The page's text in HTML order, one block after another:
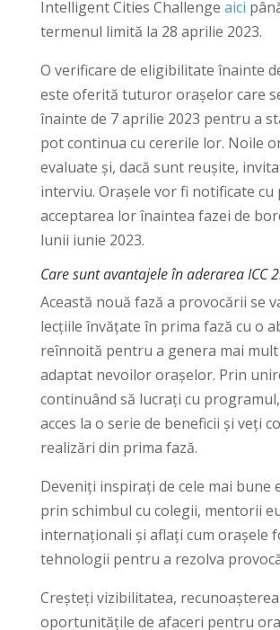
Intelligent Cities Challenge aici
termenul limită la 28 aprilie 2023.
O verificare de eligibilitate înainte
este oferită tuturor orașelor care
înainte de 7 aprilie 2023 pentru a
pot continua cu cererile lor. Noile
evaluate și, dacă sunt reușite,
interviu. Orașele vor fi notificate cu
acceptarea lor înaintea fazei de
lunii iunie 2023.
Care sunt avantajele în aderarea ICC
Această nouă fază a provocării se
lecțiile învățate în prima fază cu o
reînnoită pentru a genera mai
adaptat nevoilor orașelor. Prin
continuând să lucrați cu
acces la o serie de beneficii și veți
realizări din prima fază.
Deveniți inspirați de cele mai bune
prin schimbul cu colegii, mentorii
internaționali și aflați cum orașele
tehnologii pentru a rezolva
Creșteți vizibilitatea,
oportunitățile de afaceri pentru